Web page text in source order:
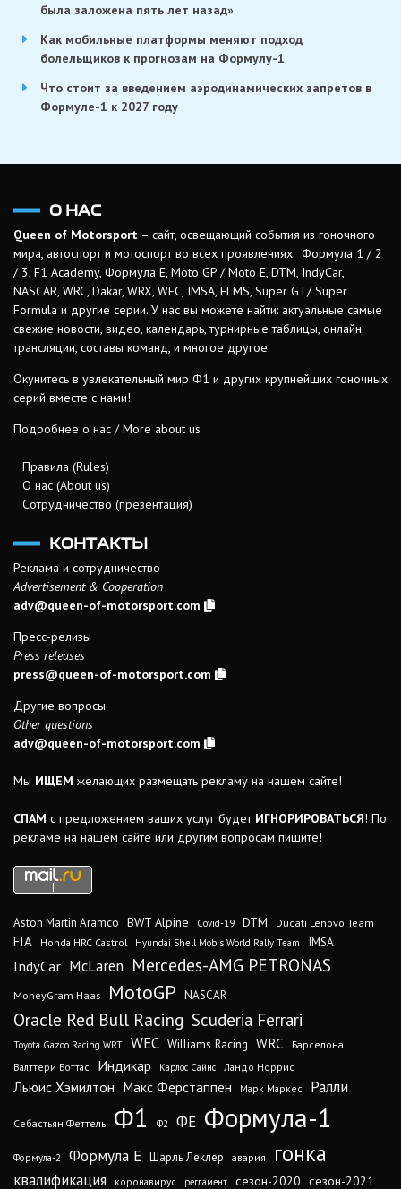
была заложена пять лет назад»
Как мобильные платформы меняют подход
болельщиков к прогнозам на Формулу-1
Что стоит за введением аэродинамических запретов в
Формуле-1 к 2027 году
О НАС
Queen of Motorsport – сайт, освещающий события из гоночного
мира, автоспорт и мотоспорт во всех проявлениях: Формула 1 / 2
/ 3, F1 Academy, Формула Е, Moto GP / Moto E, DTM, IndyCar,
NASCAR, WRC, Dakar, WRX, WEC, IMSA, ELMS, Super GT/ Super
Formula и другие серии. У нас вы можете найти: актуальные самые
свежие новости, видео, календарь, турнирные таблицы, онлайн
трансляции, составы команд, и многое другое.
Окунитесь в увлекательный мир Ф1 и других крупнейших гоночных
серий вместе с нами!
Подробнее о нас / More about us
Правила (Rules)
О нас (About us)
Сотрудничество (презентация)
КОНТАКТЫ
Реклама и сотрудничество
Advertisement & Cooperation
adv@queen-of-motorsport.com
Пресс-релизы
Press releases
press@queen-of-motorsport.com
Другие вопросы
Other questions
adv@queen-of-motorsport.com
Мы ИЩЕМ желающих размещать рекламу на нашем сайте!
СПАМ с предложением ваших услуг будет ИГНОРИРОВАТЬСЯ! По
рекламе на нашем сайте или другим вопросам пишите!
Aston Martin Aramco BWT Alpine Covid-19 DTM Ducati Lenovo Team
FIA Honda HRC Castrol Hyundai Shell Mobis World Rally Team IMSA
IndyCar McLaren Mercedes-AMG PETRONAS
MoneyGram Haas MotoGP NASCAR
Oracle Red Bull Racing Scuderia Ferrari
Toyota Gazoo Racing WRT WEC Williams Racing WRC
Барселона
Валттери Боттас
Индикар Карлос Сайнс Ландо Норрис
Льюис Хэмилтон Макс Ферстаппен Марк Маркес Ралли
Себастьян Феттель Ф1 Ф2 ФЕ Формула-1
Формула-2 Формула Е Шарль Леклер авария гонка
квалификация коронавирус регламент сезон-2020 сезон-2021